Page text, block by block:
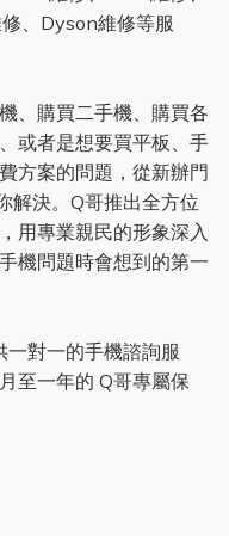
、Dyson維修等服
、購買二手機、購買各
或者是想要買平板、手
方案的問題，從新辦門
解決。Q哥推出全方位
用專業親民的形象深入
機問題時會想到的第一
對一的手機諮詢服
至一年的 Q哥專屬保